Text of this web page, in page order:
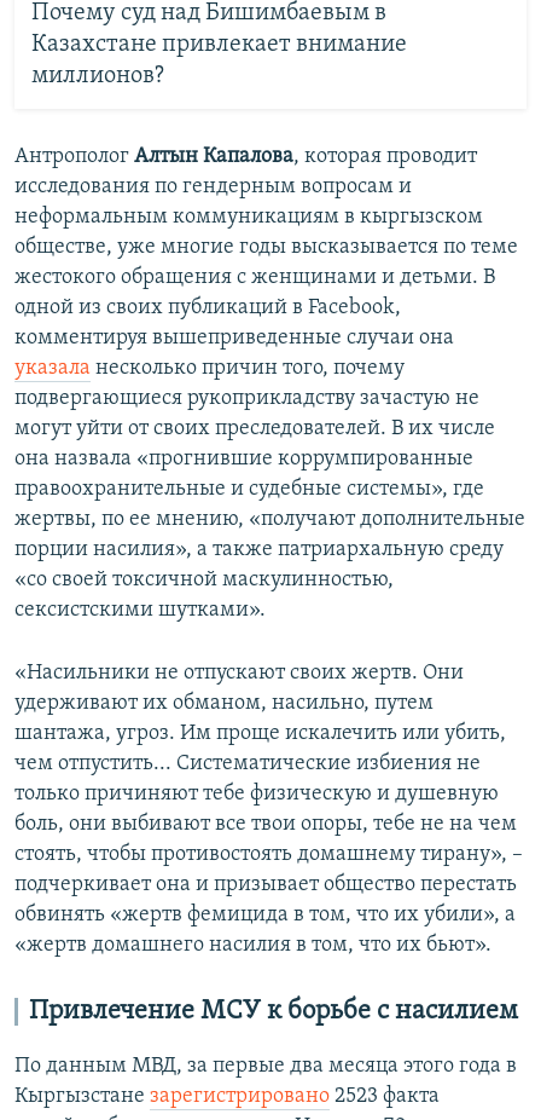
Почему суд над Бишимбаевым в
Казахстане привлекает внимание
миллионов?
Антрополог Алтын Капалова, которая проводит
исследования по гендерным вопросам и
неформальным коммуникациям в кыргызском
обществе, уже многие годы высказывается по теме
жестокого обращения с женщинами и детьми. В
одной из своих публикаций в Facebook,
комментируя вышеприведенные случаи она
указала несколько причин того, почему
подвергающиеся рукоприкладству зачастую не
могут уйти от своих преследователей. В их числе
она назвала «прогнившие коррумпированные
правоохранительные и судебные системы», где
жертвы, по ее мнению, «получают дополнительные
порции насилия», а также патриархальную среду
«со своей токсичной маскулинностью,
сексистскими шутками».
«Насильники не отпускают своих жертв. Они
удерживают их обманом, насильно, путем
шантажа, угроз. Им проще искалечить или убить,
чем отпустить... Систематические избиения не
только причиняют тебе физическую и душевную
боль, они выбивают все твои опоры, тебе не на чем
стоять, чтобы противостоять домашнему тирану», –
подчеркивает она и призывает общество перестать
обвинять «жертв фемицида в том, что их убили», а
«жертв домашнего насилия в том, что их бьют».
Привлечение МСУ к борьбе с насилием
По данным МВД, за первые два месяца этого года в
Кыргызстане зарегистрировано 2523 факта